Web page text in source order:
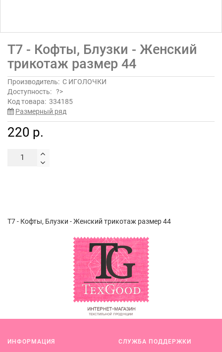
Т7 - Кофты, Блузки - Женский
трикотаж размер 44
Производитель: С ИГОЛОЧКИ
Доступность: ?>
Код товара: 334185
Размерный ряд
220 р.
Т7 - Кофты, Блузки - Женский трикотаж размер 44
ИНФОРМАЦИЯ СЛУЖБА ПОДДЕРЖКИ